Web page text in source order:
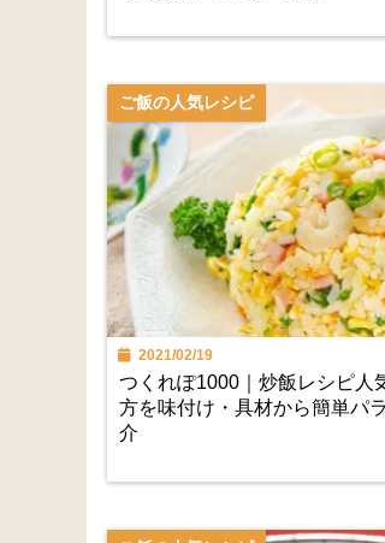
ご飯の人気レシピ
2021/02/19
つくれぽ1000｜炒飯レシピ人
方を味付け・具材から簡単パ
介